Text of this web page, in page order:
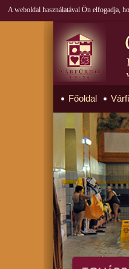
A weboldal használatával Ön elfogadja,
Főoldal